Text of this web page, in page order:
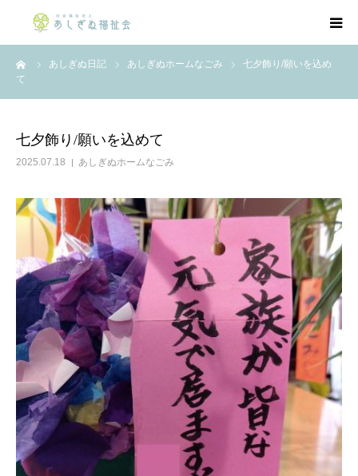
あしぎぬ日記 あしぎぬホームなごみ
七夕飾り/願いを込め
て
七夕飾り/願いを込めて
2025.07.18 あしぎぬホームなごみ
法人概要
公開情報
採用情報
お知らせ
あしぎぬ日記